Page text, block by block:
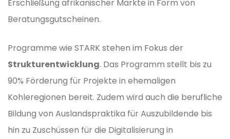
Erschließung afrikanischer Märkte in Form von
Beratungsgutscheinen.
Programme wie STARK stehen im Fokus der
Strukturentwicklung. Das Programm stellt bis zu
90% Förderung für Projekte in ehemaligen
Kohleregionen bereit. Zudem wird auch die berufliche
Bildung von Auslandspraktika für Auszubildende bis
hin zu Zuschüssen für die Digitalisierung in